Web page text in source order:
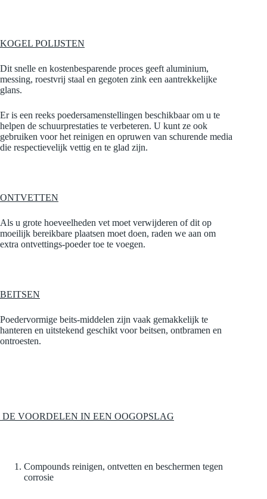
KOGEL POLIJSTEN
Dit snelle en kostenbesparende proces geeft aluminium,
messing, roestvrij staal en gegoten zink een aantrekkelijke
glans.
Er is een reeks poedersamenstellingen beschikbaar om u te
helpen de schuurprestaties te verbeteren. U kunt ze ook
gebruiken voor het reinigen en opruwen van schurende media
die respectievelijk vettig en te glad zijn.
ONTVETTEN
Als u grote hoeveelheden vet moet verwijderen of dit op
moeilijk bereikbare plaatsen moet doen, raden we aan om
extra ontvettings-poeder toe te voegen.
BEITSEN
Poedervormige beits-middelen zijn vaak gemakkelijk te
hanteren en uitstekend geschikt voor beitsen, ontbramen en
ontroesten.
DE VOORDELEN IN EEN OOGOPSLAG
Compounds reinigen, ontvetten en beschermen tegen
corrosie